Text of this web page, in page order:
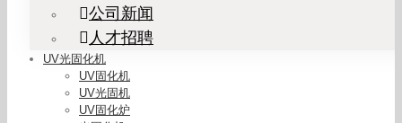
公司新闻
人才招聘
UV光固化机
UV固化机
UV光固机
UV固化炉